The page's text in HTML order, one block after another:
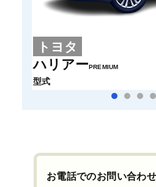
トヨタ
ハリアーPREMIUM
型式
お電話でのお問い合わせ